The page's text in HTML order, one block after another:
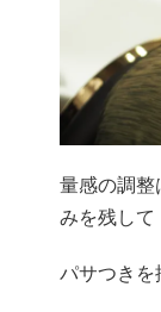
量感の調整
みを残して
パサつきを